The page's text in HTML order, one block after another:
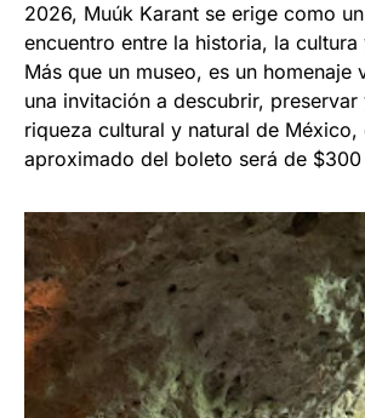
2026, Muúk Karant se erige como
encuentro entre la historia, la cultura
Más que un museo, es un homenaje
una invitación a descubrir, preservar
riqueza cultural y natural de México,
aproximado del boleto será de $300